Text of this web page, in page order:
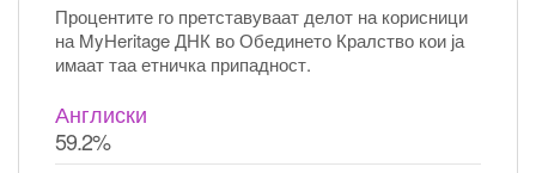
Процентите го претставуваат делот на корисници
на MyHeritage ДНК во Обединето Кралство кои ја
имаат таа етничка припадност.
Англиски
59.2%